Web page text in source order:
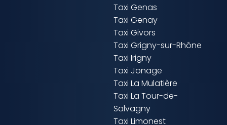
Taxi Genas
Taxi Genay
Taxi Givors
Taxi Grigny-sur-Rhône
Taxi Irigny
Taxi Jonage
Taxi La Mulatière
Taxi La Tour-de-
Salvagny
Taxi Limonest